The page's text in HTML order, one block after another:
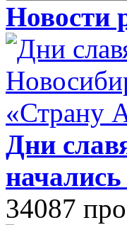
Новости
Дни
34087